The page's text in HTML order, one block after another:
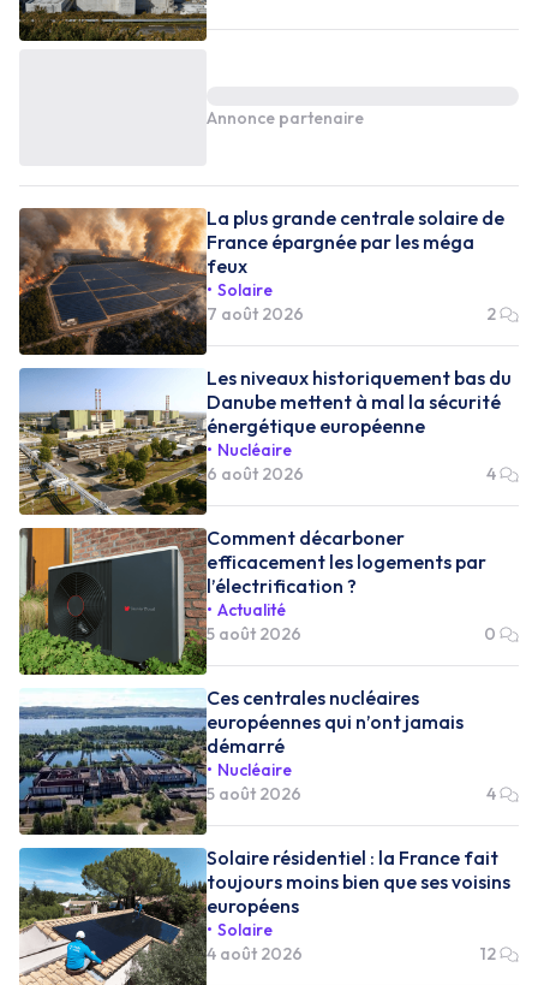
Annonce partenaire
La plus grande centrale solaire de
France épargnée par les méga
feux
Solaire
7 août 2026
2
Les niveaux historiquement bas du
Danube mettent à mal la sécurité
énergétique européenne
Nucléaire
6 août 2026
4
Comment décarboner
efficacement les logements par
l’électrification ?
Actualité
5 août 2026
0
Ces centrales nucléaires
européennes qui n’ont jamais
démarré
Nucléaire
5 août 2026
4
Solaire résidentiel : la France fait
toujours moins bien que ses voisins
européens
Solaire
4 août 2026
12